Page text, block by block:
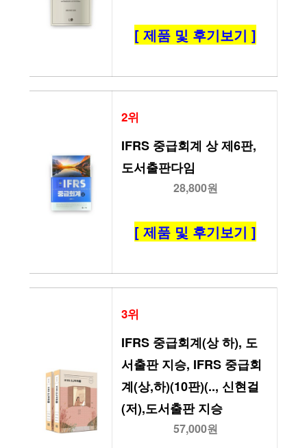
[ 제품 및 후기보기 ]
2위
IFRS 중급회계 상 제6판,
도서출판다임
28,800원
[ 제품 및 후기보기 ]
3위
IFRS 중급회계(상 하), 도
서출판 지승, IFRS 중급회
계(상,하)(10판)(.., 신현걸
(저),도서출판 지승
57,000원